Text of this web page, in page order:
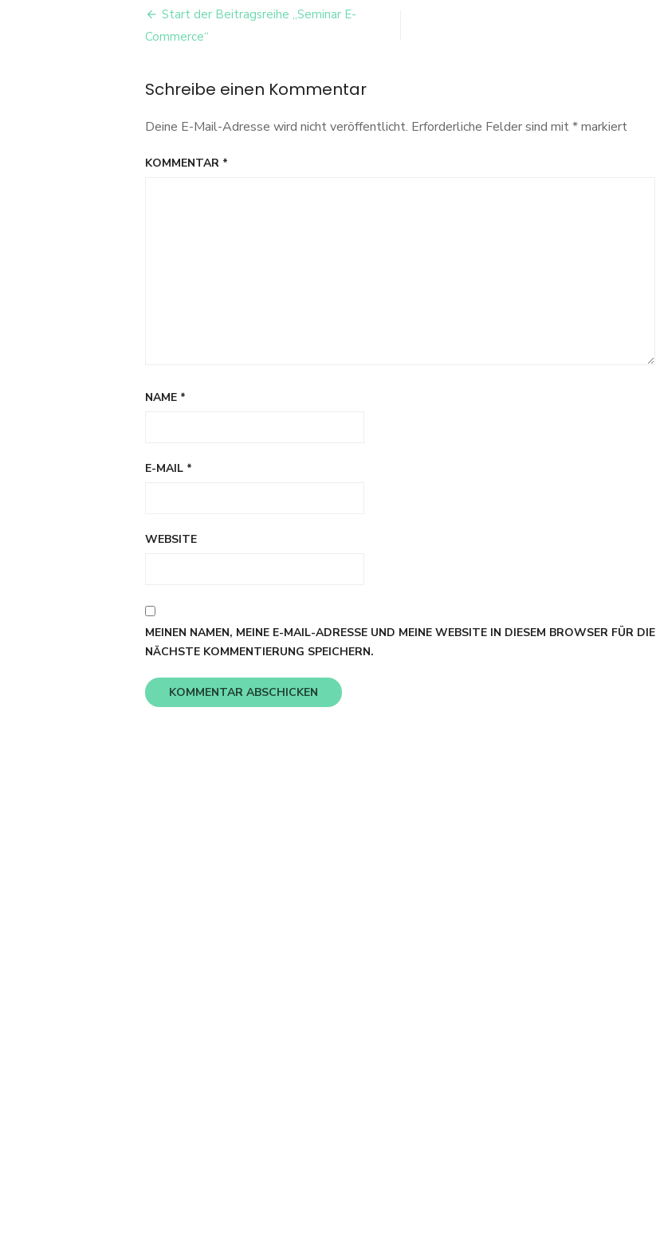
ecommerce
Beitrags-
Navigation
Start der Beitragsreihe „Seminar E-
Commerce“
Schreibe einen Kommentar
Deine E-Mail-Adresse wird nicht veröffentlicht. Erforderliche Felder sind mit*markiert
KOMMENTAR *
NAME *
E-MAIL *
WEBSITE
MEINEN NAMEN, MEINE E-MAIL-ADRESSE UND MEINE WEBSITE IN DIESEM BROWSER FÜR DIE
NÄCHSTE KOMMENTIERUNG SPEICHERN.